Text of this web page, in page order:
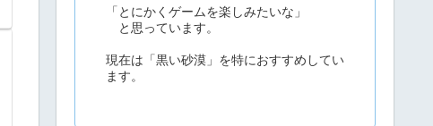
「とにかくゲームを楽しみたいな」
と思っています。
現在は「黒い砂漠」を特におすすめしてい
ます。